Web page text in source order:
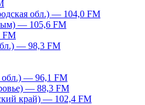
обл.) — 104,0 FM
— 105,6 FM
FM
— 98,3 FM
обл.) — 96,1 FM
— 88,3 FM
край) — 102,4 FM